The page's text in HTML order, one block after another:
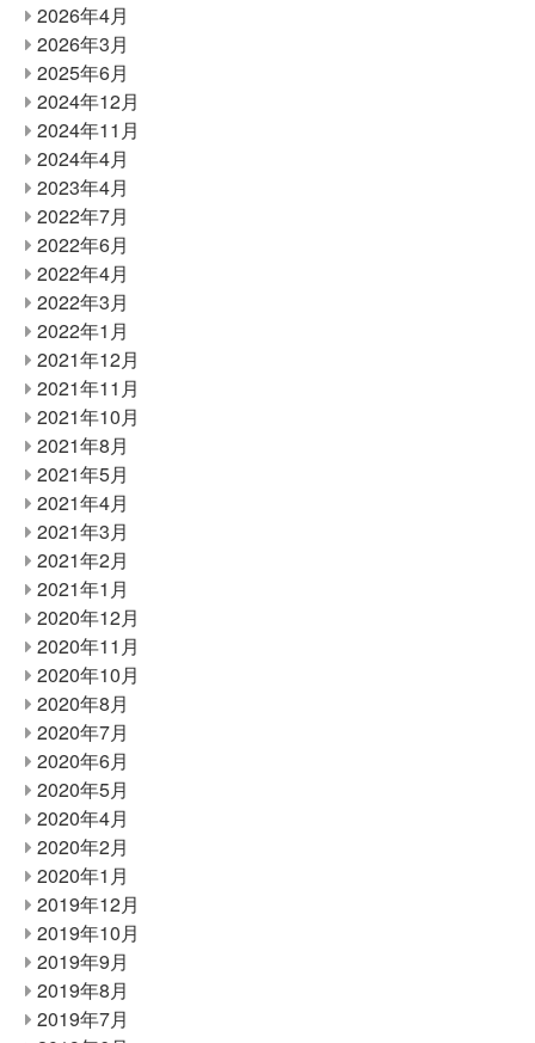
2026年4月
2026年3月
2025年6月
2024年12月
2024年11月
2024年4月
2023年4月
2022年7月
2022年6月
2022年4月
2022年3月
2022年1月
2021年12月
2021年11月
2021年10月
2021年8月
2021年5月
2021年4月
2021年3月
2021年2月
2021年1月
2020年12月
2020年11月
2020年10月
2020年8月
2020年7月
2020年6月
2020年5月
2020年4月
2020年2月
2020年1月
2019年12月
2019年10月
2019年9月
2019年8月
2019年7月